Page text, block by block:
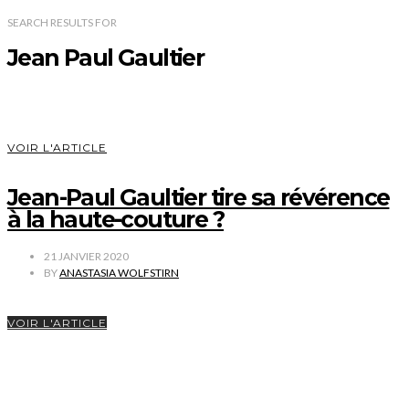
SEARCH RESULTS FOR
Jean Paul Gaultier
VOIR L'ARTICLE
Jean-Paul Gaultier tire sa révérence
à la haute-couture ?
21 JANVIER 2020
BYANASTASIA WOLFSTIRN
VOIR L'ARTICLE